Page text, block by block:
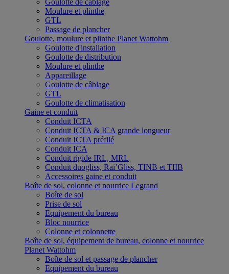
Goulotte de câblage
Moulure et plinthe
GTL
Passage de plancher
Goulotte, moulure et plinthe Planet Wattohm
Goulotte d'installation
Goulotte de distribution
Moulure et plinthe
Appareillage
Goulotte de câblage
GTL
Goulotte de climatisation
Gaine et conduit
Conduit ICTA
Conduit ICTA & ICA grande longueur
Conduit ICTA préfilé
Conduit ICA
Conduit rigide IRL, MRL
Conduit duogliss, Rai’Gliss, TINB et TIIB
Accessoires gaine et conduit
Boîte de sol, colonne et nourrice Legrand
Boîte de sol
Prise de sol
Equipement du bureau
Bloc nourrice
Colonne et colonnette
Boîte de sol, équipement de bureau, colonne et nourrice
Planet Wattohm
Boîte de sol et passage de plancher
Equipement du bureau